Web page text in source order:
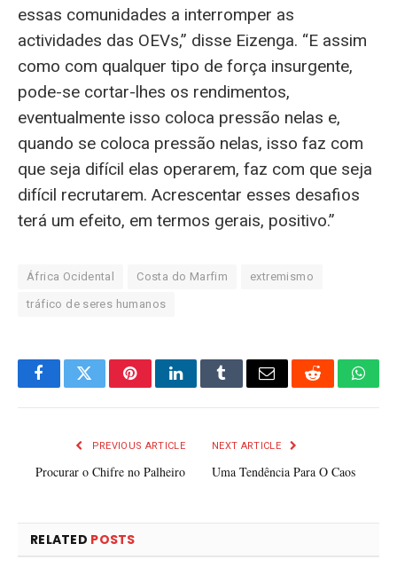
essas comunidades a interromper as
actividades das OEVs,” disse Eizenga. “E assim
como com qualquer tipo de força insurgente,
pode-se cortar-lhes os rendimentos,
eventualmente isso coloca pressão nelas e,
quando se coloca pressão nelas, isso faz com
que seja difícil elas operarem, faz com que seja
difícil recrutarem. Acrescentar esses desafios
terá um efeito, em termos gerais, positivo.”
África Ocidental Costa do Marfim extremismo
tráfico de seres humanos
FacebookTwitterPinterestLinkedInTumblrEmail Reddit
PREVIOUS ARTICLE
Procurar o Chifre no Palheiro
NEXT ARTICLE
Uma Tendência Para O Caos
RELATED POSTS